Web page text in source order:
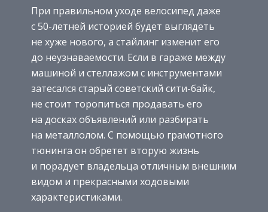
При правильном уходе велосипед даже
с 50-летней историей будет выглядеть
не хуже нового, а стайлинг изменит его
до неузнаваемости. Если в гараже между
машиной и стеллажом с инструментами
затесался старый советский сити-байк,
не стоит торопиться продавать его
на досках объявлений или разбирать
на металлолом. С помощью грамотного
тюнинга он обретет вторую жизнь
и порадует владельца отличным внешним
видом и прекрасными ходовыми
характеристиками.